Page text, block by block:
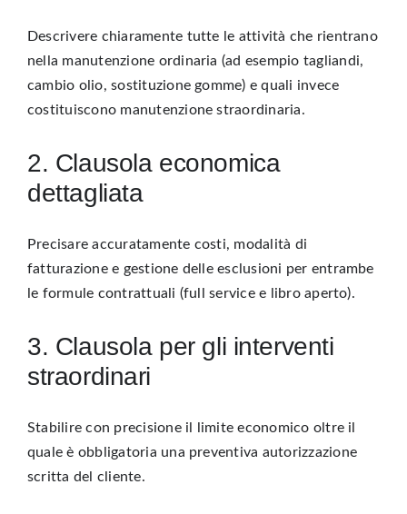
Descrivere chiaramente tutte le attività che rientrano
nella manutenzione ordinaria (ad esempio tagliandi,
cambio olio, sostituzione gomme) e quali invece
costituiscono manutenzione straordinaria.
2. Clausola economica
dettagliata
Precisare accuratamente costi, modalità di
fatturazione e gestione delle esclusioni per entrambe
le formule contrattuali (full service e libro aperto).
3. Clausola per gli interventi
straordinari
Stabilire con precisione il limite economico oltre il
quale è obbligatoria una preventiva autorizzazione
scritta del cliente.